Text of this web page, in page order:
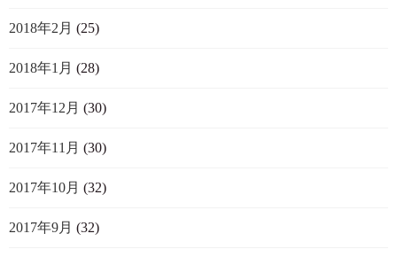
2018年2月 (25)
2018年1月 (28)
2017年12月 (30)
2017年11月 (30)
2017年10月 (32)
2017年9月 (32)